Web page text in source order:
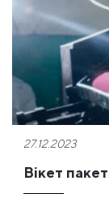
27.12.2023
Вікет